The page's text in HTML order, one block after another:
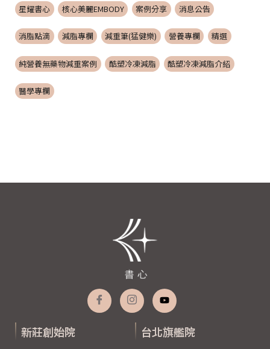
星耀書心 核心美麗EMBODY 案例分享 消息公告
消脂點滴 減脂專欄 減重筆(猛健樂) 營養專欄 精選
純營養無藥物減重案例 酷塑冷凍減脂 酷塑冷凍減脂介紹
醫學專欄
新莊創始院 台北旗艦院